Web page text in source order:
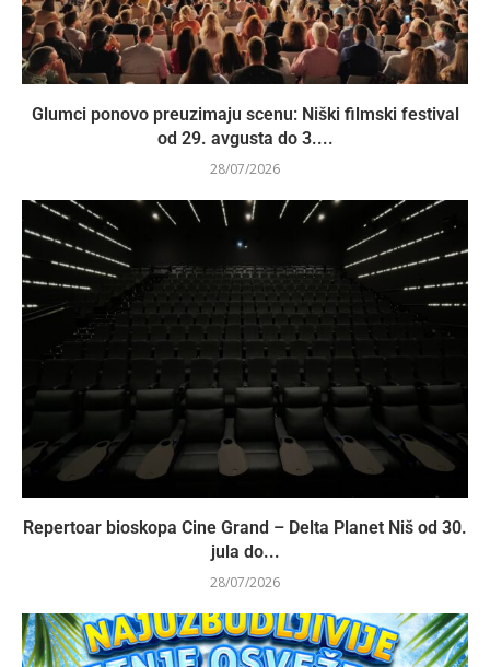
Glumci ponovo preuzimaju scenu: Niški filmski festival
od 29. avgusta do 3....
28/07/2026
Repertoar bioskopa Cine Grand – Delta Planet Niš od 30.
jula do...
28/07/2026